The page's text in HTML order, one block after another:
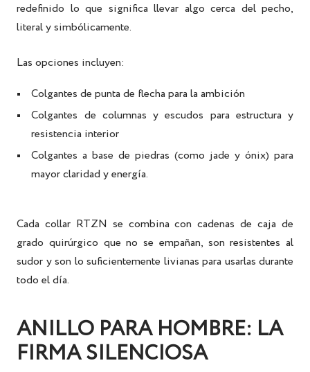
redefinido lo que significa llevar algo cerca del pecho,
literal y simbólicamente.
Las opciones incluyen:
Colgantes de punta de flecha para la ambición
Colgantes de columnas y escudos para estructura y
resistencia interior
Colgantes a base de piedras (como jade y ónix) para
mayor claridad y energía.
Cada collar RTZN se combina con cadenas de caja de
grado quirúrgico que no se empañan, son resistentes al
sudor y son lo suficientemente livianas para usarlas durante
todo el día.
ANILLO PARA HOMBRE: LA
FIRMA SILENCIOSA